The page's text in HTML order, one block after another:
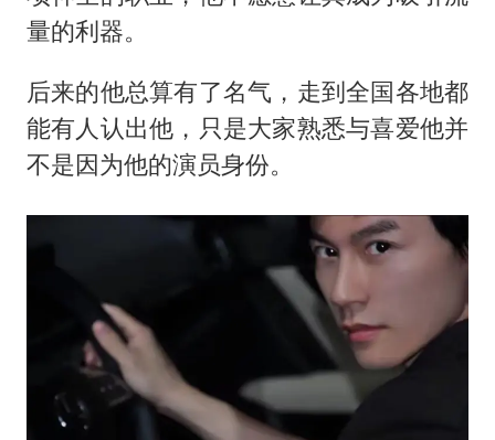
量的利器。
后来的他总算有了名气，走到全国各地都
能有人认出他，只是大家熟悉与喜爱他并
不是因为他的演员身份。